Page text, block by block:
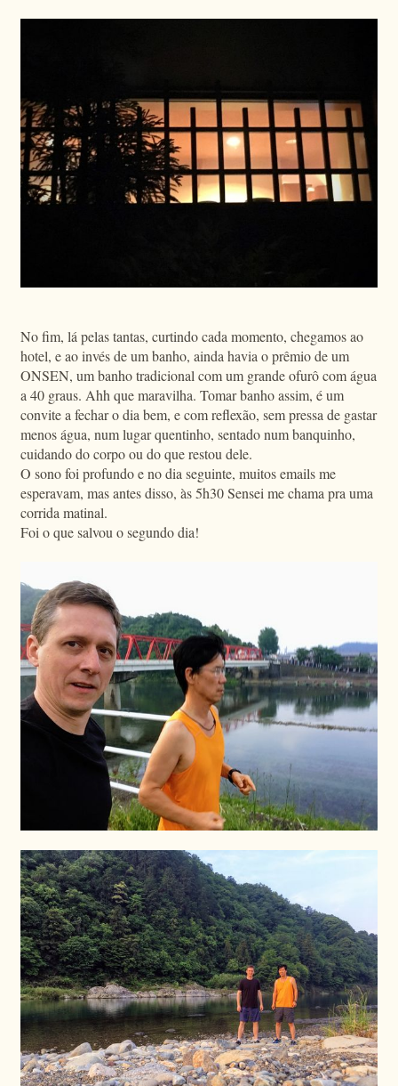
No fim, lá pelas tantas, curtindo cada momento, chegamos ao
hotel, e ao invés de um banho, ainda havia o prêmio de um
ONSEN, um banho tradicional com um grande ofurô com água
a 40 graus. Ahh que maravilha. Tomar banho assim, é um
convite a fechar o dia bem, e com reflexão, sem pressa de gastar
menos água, num lugar quentinho, sentado num banquinho,
cuidando do corpo ou do que restou dele.
O sono foi profundo e no dia seguinte, muitos emails me
esperavam, mas antes disso, às 5h30 Sensei me chama pra uma
corrida matinal.
Foi o que salvou o segundo dia!